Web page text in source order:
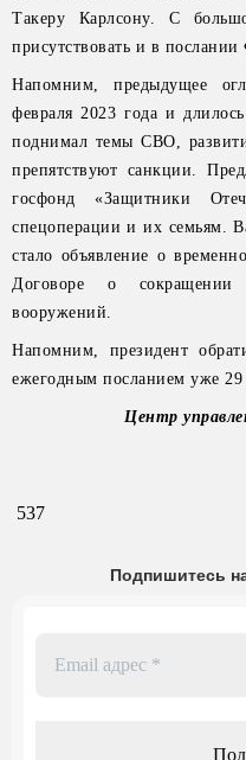
Такеру Карлсону. С
присутствовать и в
Напомним, предыдущее
февраля 2023 года и
поднимал темы СВО,
препятствуют санкции.
госфонд «Защитники
спецоперации и их семьям.
стало объявление о
Договоре о сокращении
вооружений.
Напомним, президент
ежегодным посланием уже 29
Центр
537
Подпишитесь